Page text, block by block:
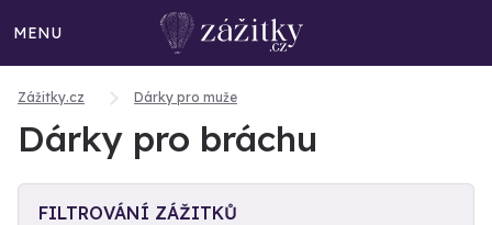
MENU
Zážitky.cz Dárky pro muže
Dárky pro bráchu
FILTROVÁNÍ ZÁŽITKŮ